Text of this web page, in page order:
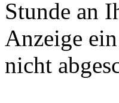
Stunde an
Anzeige
nicht